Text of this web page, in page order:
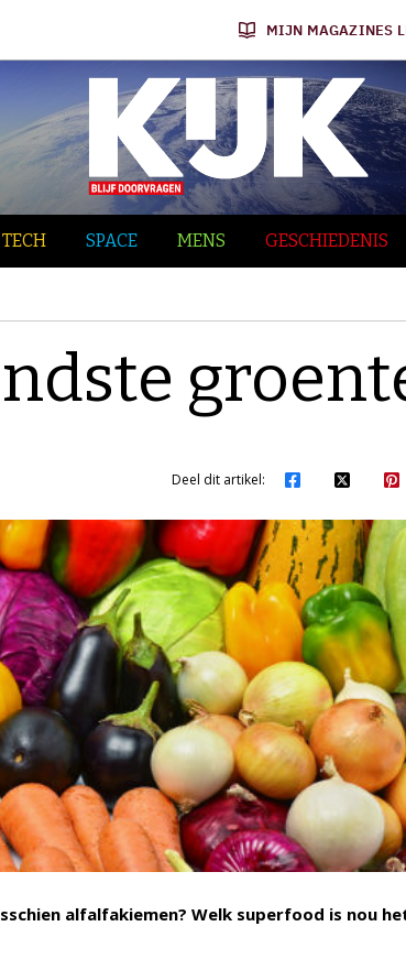
MIJN MAGAZINES
TECH SPACE MENS GESCHIEDENIS
Deel dit artikel:
alfalfakiemen? Welk superfood is nou